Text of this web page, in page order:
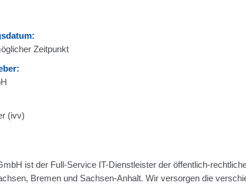
Zeitpunkt
(ivv)
ist der Full-Service IT-Dienstleister der öffentlich-
Bremen und Sachsen-Anhalt. Wir versorgen die